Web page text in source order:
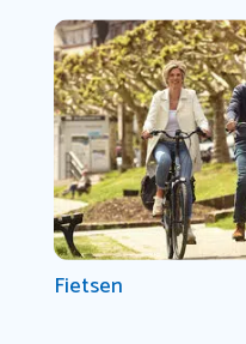
Fietsen